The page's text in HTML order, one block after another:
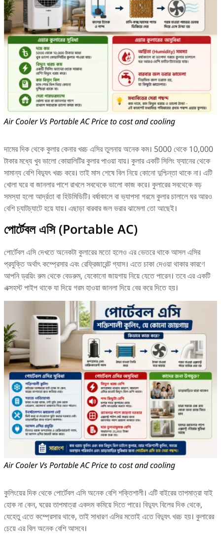
Air Cooler Vs Portable AC Price to cost and cooling
দামের দিক থেকে কুলার কেনার খরচ এসির তুলনায় অনেক কম। 5000 থেকে 10,000
টাকার মধ্যে খুব ভালো কোয়ালিটির কুলার পাওয়া যায়। কুলার একটি সিলিং ফ্যানের থেকে
সামান্য বেশি বিদ্যুৎ খরচ করে। তাই মাস শেষে বিল নিয়ে কোনো দুশ্চিন্তা থাকে না। এটি
খোলা ঘরে বা জানলার পাশে রাখলে সবথেকে ভালো কাজ করে। কুলারের সবথেকে বড়
সমস্যা হলো আর্দ্রতা বা হিউমিডিটি। বর্ষাকালে বা ভ্যাপসা গরমে কুলার চালালে ঘর আরও
বেশি চ্যাটচ্যাটে হয়ে যায়। এছাড়া বারবার জল ভরার ঝামেলা তো আছেই।
পোর্টেবল এসি (Portable AC)
পোর্টেবল এসি দেখতে অনেকটা কুলারের মতো হলেও এর ভেতরে থাকে আসল এসির
প্রযুক্তি অর্থাৎ কম্প্রেসার এবং রেফ্রিজারেন্ট গ্যাস। এতে চাকা দেওয়া থাকার কারণে
আপনি ড্রয়িং রুম থেকে বেডরুম, যেকোনো জায়গায় নিয়ে যেতে পারেন। তবে এর একটি
এক্সহস্ট পাইপ থাকে যা দিয়ে গরম হাওয়া জানলা দিয়ে বের করে দিতে হয়।
Air Cooler Vs Portable AC Price to cost and cooling
কুলিংয়ের দিক থেকে পোর্টেবল এসি অনেক বেশি শক্তিশালী। এটি বাইরের তাপমাত্রা যাই
হোক না কেন, ঘরের তাপমাত্রা একদম কমিয়ে দিতে পারে। বিদ্যুৎ বিলের দিক থেকে,
যেহেতু এতে কম্প্রেসার থাকে, তাই সাধারণ এসির মতোই এতে বিদ্যুৎ খরচ হয়। কুলারের
চেয়ে এর বিল অনেক বেশি আসবে।